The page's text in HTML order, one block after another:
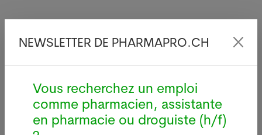
Bâle : source
d'infections sur le
bâtiment de Manor
locale
aviaire
NEWSLETTER DE PHARMAPRO.CH
Vous recherchez un emploi
comme pharmacien, assistante
en pharmacie ou droguiste (h/f)